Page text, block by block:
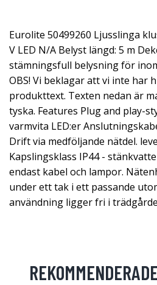
Eurolite 50499260 Ljusslinga
V LED N/A Belyst längd: 5 m
stämningsfull belysning för
OBS! Vi beklagar att vi inte har
produkttext. Texten nedan är
tyska. Features Plug and play-
varmvita LED:er
Drift via medföljande nätdel.
Kapslingsklass IP44 -
endast kabel och lampor.
under ett tak i ett passande
användning ligger fri i